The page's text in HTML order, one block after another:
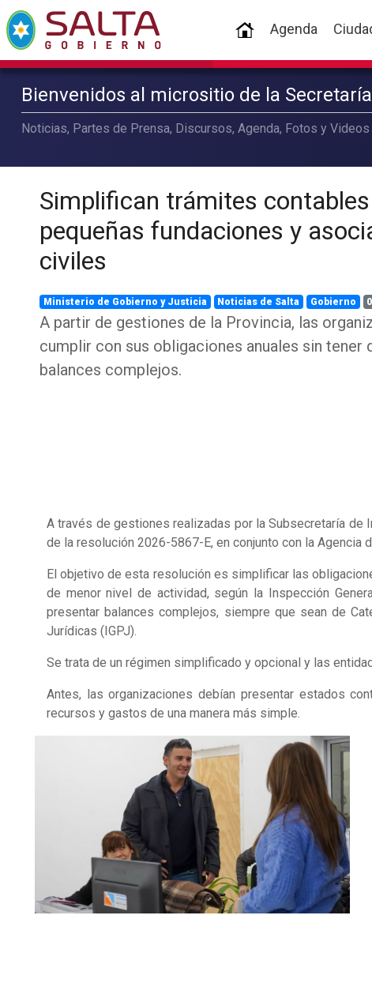
(current)
Agenda
Bienvenidos al micrositio de la
Noticias, Partes de Prensa, Discursos, Agenda, Fotos y
Simplifican trámites
pequeñas fundaciones y
civiles
Ministerio de Gobierno y Justicia Noticias de Salta Gobierno
A partir de gestiones de la Provincia, las
cumplir con sus obligaciones anuales sin tener
balances complejos.
A través de gestiones realizadas por la Subsecretaría de
de la resolución 2026-5867-E, en conjunto con la Agencia
El objetivo de esta resolución es simplificar las
de menor nivel de actividad, según la Inspección
presentar balances complejos, siempre que sean de
Jurídicas (IGPJ).
Se trata de un régimen simplificado y opcional y las
Antes, las organizaciones debían presentar estados
recursos y gastos de una manera más simple.